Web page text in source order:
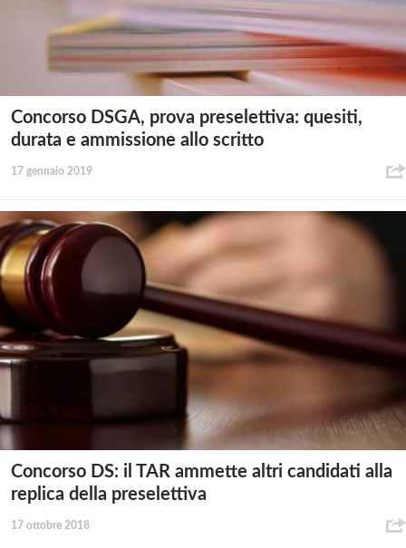
Concorso DSGA, prova preselettiva: quesiti,
durata e ammissione allo scritto
17 gennaio 2019
Concorso DS: il TAR ammette altri candidati alla
replica della preselettiva
17 ottobre 2018